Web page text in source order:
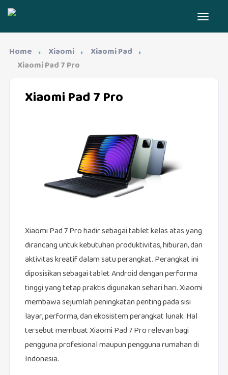
Home Xiaomi
Xiaomi Pad
Xiaomi Pad 7 Pro
Xiaomi Pad 7 Pro
Xiaomi Pad 7 Pro hadir sebagai tablet kelas atas yang
dirancang untuk kebutuhan produktivitas, hiburan, dan
aktivitas kreatif dalam satu perangkat. Perangkat ini
diposisikan sebagai tablet Android dengan performa
tinggi yang tetap praktis digunakan sehari hari. Xiaomi
membawa sejumlah peningkatan penting pada sisi
layar, performa, dan ekosistem perangkat lunak. Hal
tersebut membuat Xiaomi Pad 7 Pro relevan bagi
pengguna profesional maupun pengguna rumahan di
Indonesia.